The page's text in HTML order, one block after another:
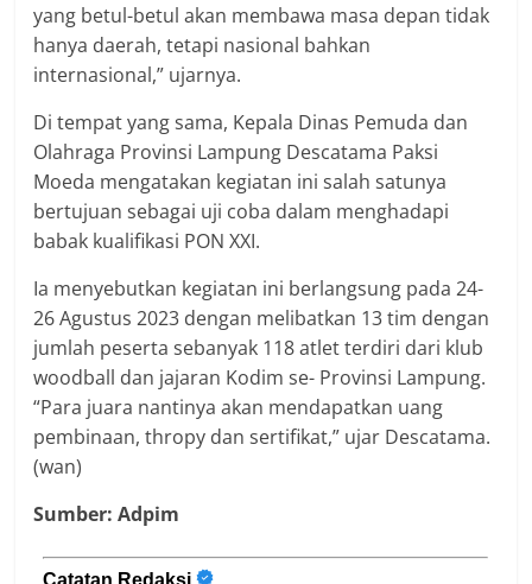
yang betul-betul akan membawa masa depan tidak
hanya daerah, tetapi nasional bahkan
internasional,” ujarnya.
Di tempat yang sama, Kepala Dinas Pemuda dan
Olahraga Provinsi Lampung Descatama Paksi
Moeda mengatakan kegiatan ini salah satunya
bertujuan sebagai uji coba dalam menghadapi
babak kualifikasi PON XXI.
Ia menyebutkan kegiatan ini berlangsung pada 24-
26 Agustus 2023 dengan melibatkan 13 tim dengan
jumlah peserta sebanyak 118 atlet terdiri dari klub
woodball dan jajaran Kodim se- Provinsi Lampung.
“Para juara nantinya akan mendapatkan uang
pembinaan, thropy dan sertifikat,” ujar Descatama.
(wan)
Sumber: Adpim